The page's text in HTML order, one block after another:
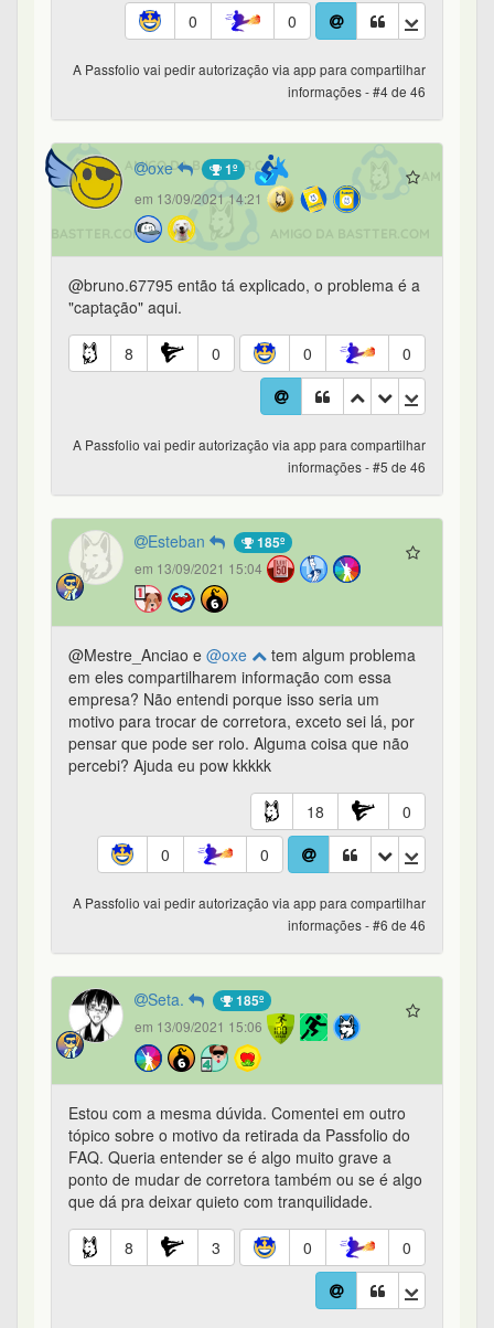
0 0
A Passfolio vai pedir autorização via app para compartilhar
informações - #4 de 46
oxe 1º
em 13/09/2021 14:21
@bruno.67795 então tá explicado, o problema é a
"captação" aqui.
8 0 0 0
A Passfolio vai pedir autorização via app para compartilhar
informações - #5 de 46
Esteban 185º
em 13/09/2021 15:04
@Mestre_Anciao e @oxe
tem algum problema
em eles compartilharem informação com essa
empresa? Não entendi porque isso seria um
motivo para trocar de corretora, exceto sei lá, por
pensar que pode ser rolo. Alguma coisa que não
percebi? Ajuda eu pow kkkkk
18
0
0
0
A Passfolio vai pedir autorização via app para compartilhar
informações - #6 de 46
Seta. 185º
em 13/09/2021 15:06
Estou com a mesma dúvida. Comentei em outro
tópico sobre o motivo da retirada da Passfolio do
FAQ. Queria entender se é algo muito grave a
ponto de mudar de corretora também ou se é algo
que dá pra deixar quieto com tranquilidade.
8 3 0 0